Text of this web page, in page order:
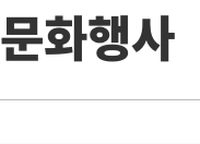
테마기행 길
전국시대
우리 고
라디오특
문화행사